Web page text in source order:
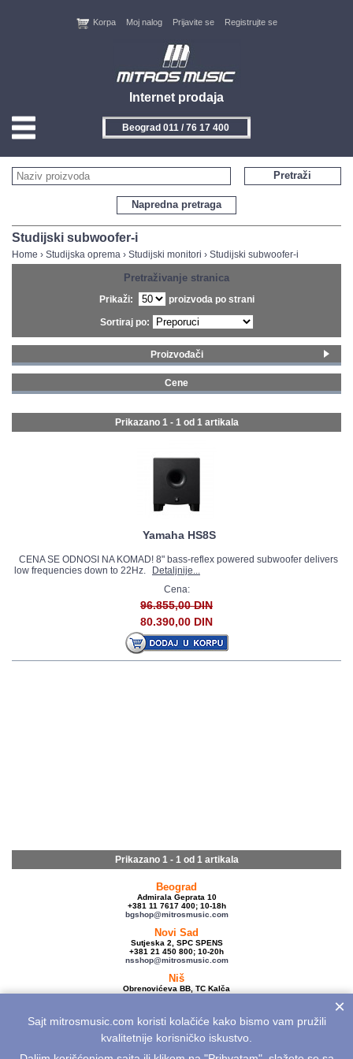
Internet prodaja
Korpa Moj nalog Prijavite se Registrujte se
Beograd 011 / 76 17 400
HOME
KONTAKT
NOVITETI
FEEDBACK
GALERIJA
Napredna pretraga
Pretraži
Studijski subwoofer-i
Home › Studijska oprema › Studijski monitori › Studijski subwoofer-i
Pretraživanje stranica
Prikaži: proizvoda po strani
Sortiraj po:
Proizvođači
Yamaha (1)
Cene
Prikazano 1 - 1 od 1 artikala
Yamaha HS8S
CENA SE ODNOSI NA KOMAD! 8" bass-reflex powered subwoofer delivers
low frequencies down to 22Hz.
Detaljnije...
Cena:
96.855,00 DIN
80.390,00 DIN
Prikazano 1 - 1 od 1 artikala
Beograd
Admirala Geprata 10
+381 11 7617 400; 10-18h
bgshop@mitrosmusic.com
Novi Sad
Sutjeska 2, SPC SPENS
+381 21 450 800; 10-20h
nsshop@mitrosmusic.com
Niš
Obrenovićeva BB, TC Kalča
Veleprodaja
Admirala Geprata 10,
Beograd
×
Sajt mitrosmusic.com koristi kolačiće kako bismo vam pružili
kvalitetnije korisničko iskustvo.